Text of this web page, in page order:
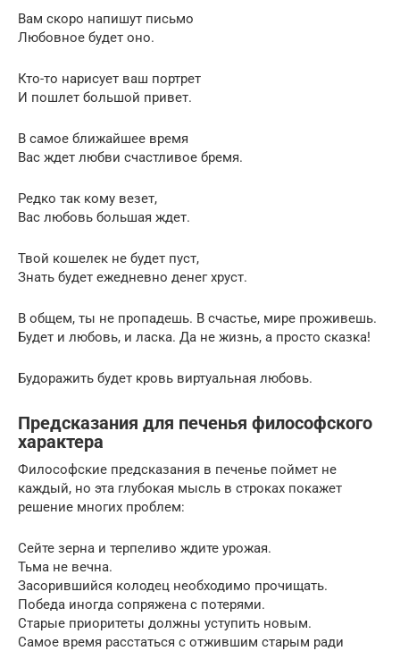
Вам скоро напишут письмо
Любовное будет оно.
Кто-то нарисует ваш портрет
И пошлет большой привет.
В самое ближайшее время
Вас ждет любви счастливое бремя.
Редко так кому везет,
Вас любовь большая ждет.
Твой кошелек не будет пуст,
Знать будет ежедневно денег хруст.
В общем, ты не пропадешь. В счастье, мире проживешь.
Будет и любовь, и ласка. Да не жизнь, а просто сказка!
Будоражить будет кровь виртуальная любовь.
Предсказания для печенья философского
характера
Философские предсказания в печенье поймет не
каждый, но эта глубокая мысль в строках покажет
решение многих проблем:
Сейте зерна и терпеливо ждите урожая.
Тьма не вечна.
Засорившийся колодец необходимо прочищать.
Победа иногда сопряжена с потерями.
Старые приоритеты должны уступить новым.
Самое время расстаться с отжившим старым ради